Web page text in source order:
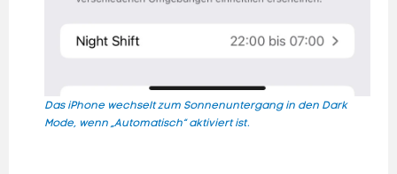
Das iPhone wechselt zum Sonnenuntergang in den Dark
Mode, wenn „Automatisch“ aktiviert ist.